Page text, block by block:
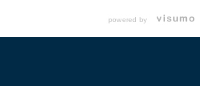
powered by